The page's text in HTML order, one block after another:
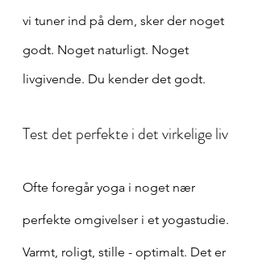
vi tuner ind på dem, sker der noget
godt. Noget naturligt. Noget
livgivende. Du kender det godt.
Test det perfekte i det virkelige liv
Ofte foregår yoga i noget nær
perfekte omgivelser i et yogastudie.
Varmt, roligt, stille - optimalt. Det er